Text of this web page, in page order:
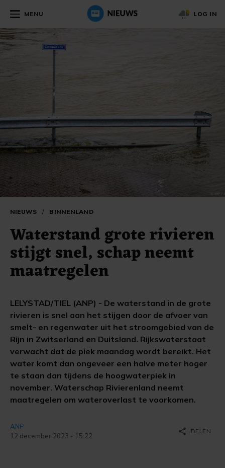
MENU LOG IN
NIEUWS / BINNENLAND
Waterstand grote rivieren
stijgt snel, schap neemt
maatregelen
LELYSTAD/TIEL (ANP) - De waterstand in de grote
rivieren is snel aan het stijgen door de afvoer van
smelt- en regenwater uit het stroomgebied van de
Rijn in Zwitserland en Duitsland. Rijkswaterstaat
verwacht dat de piek maandag wordt bereikt. Het
water komt dan ongeveer een halve meter hoger
te staan dan tijdens de hoogwaterpiek in
november. Waterschap Rivierenland neemt
maatregelen om wateroverlast te voorkomen.
ANP
12 december 2023 - 15:22
share DELEN